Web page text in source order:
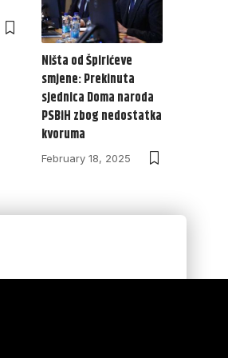
Ništa od Špirićeve
smjene: Prekinuta
sjednica Doma naroda
PSBiH zbog nedostatka
kvoruma
February 18, 2025